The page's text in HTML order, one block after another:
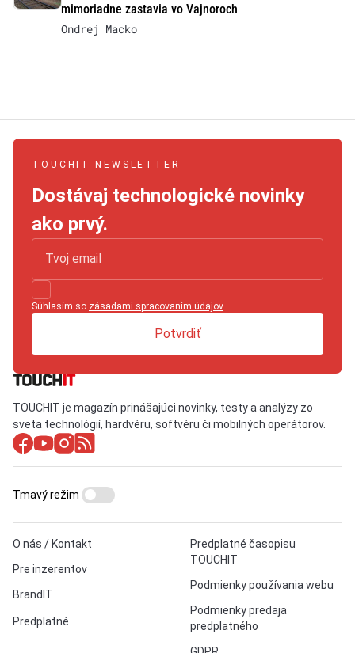
mimoriadne zastavia vo Vajnoroch
Ondrej Macko
TOUCHIT NEWSLETTER
Dostávaj technologické novinky
ako prvý.
Súhlasím so zásadami spracovaním údajov.
Potvrdiť
TOUCHIT je magazín prinášajúci novinky, testy a analýzy zo
sveta technológií, hardvéru, softvéru či mobilných operátorov.
O nás / Kontakt
Pre inzerentov
BrandIT
Predplatné
Predplatné časopisu
TOUCHIT
Podmienky používania webu
Podmienky predaja
predplatného
Tmavý režim